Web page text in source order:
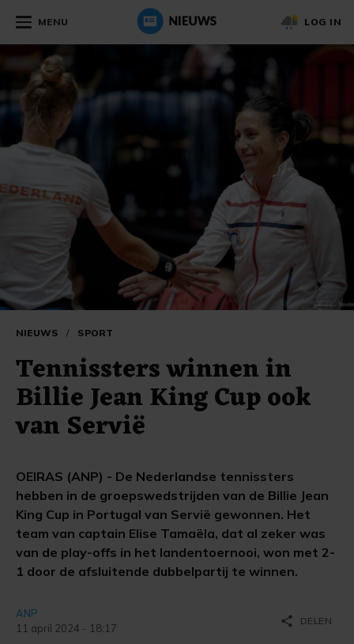
MENU LOG IN
NIEUWS / SPORT
Tennissters winnen in
Billie Jean King Cup ook
van Servië
OEIRAS (ANP) - De Nederlandse tennissters
hebben in de groepswedstrijden van de Billie Jean
King Cup in Portugal van Servië gewonnen. Het
team van captain Elise Tamaëla, dat al zeker was
van de play-offs in het landentoernooi, won met 2-
1 door de afsluitende dubbelpartij te winnen.
ANP
11 april 2024 - 18:17
share DELEN